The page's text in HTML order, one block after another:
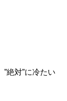
絶対”に冷たい